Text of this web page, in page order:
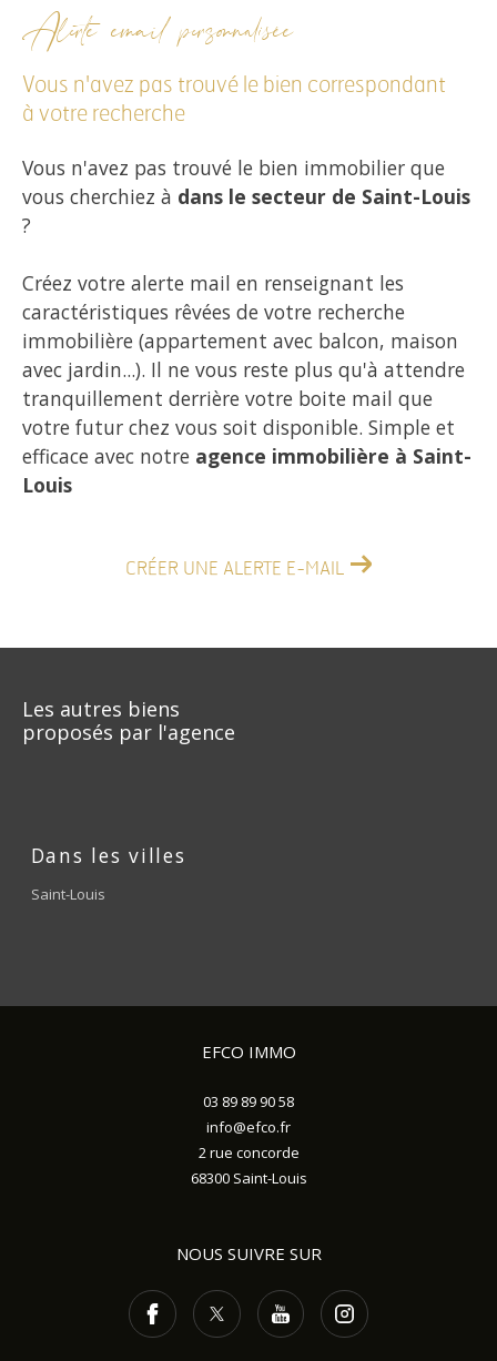
Alerte email personnalisée
Vous n'avez pas trouvé le bien correspondant
à votre recherche
Vous n'avez pas trouvé le bien immobilier que
vous cherchiez à dans le secteur de Saint-Louis
?
Créez votre alerte mail en renseignant les
caractéristiques rêvées de votre recherche
immobilière (appartement avec balcon, maison
avec jardin...). Il ne vous reste plus qu'à attendre
tranquillement derrière votre boite mail que
votre futur chez vous soit disponible. Simple et
efficace avec notre agence immobilière à Saint-
Louis
CRÉER UNE ALERTE E-MAIL
Les autres biens
proposés par l'agence
Dans les villes
Saint-Louis
EFCO IMMO
03 89 89 90 58
info@efco.fr
2 rue concorde
68300
Saint-Louis
NOUS SUIVRE SUR